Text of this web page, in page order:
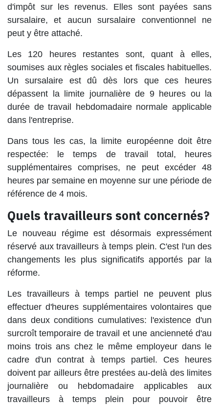
d'impôt sur les revenus. Elles sont payées sans
sursalaire, et aucun sursalaire conventionnel ne
peut y être attaché.
Les 120 heures restantes sont, quant à elles,
soumises aux règles sociales et fiscales habituelles.
Un sursalaire est dû dès lors que ces heures
dépassent la limite journalière de 9 heures ou la
durée de travail hebdomadaire normale applicable
dans l'entreprise.
Dans tous les cas, la limite européenne doit être
respectée: le temps de travail total, heures
supplémentaires comprises, ne peut excéder 48
heures par semaine en moyenne sur une période de
référence de 4 mois.
Quels travailleurs sont concernés?
Le nouveau régime est désormais expressément
réservé aux travailleurs à temps plein. C'est l'un des
changements les plus significatifs apportés par la
réforme.
Les travailleurs à temps partiel ne peuvent plus
effectuer d'heures supplémentaires volontaires que
dans deux conditions cumulatives: l'existence d'un
surcroît temporaire de travail et une ancienneté d'au
moins trois ans chez le même employeur dans le
cadre d'un contrat à temps partiel. Ces heures
doivent par ailleurs être prestées au-delà des limites
journalière ou hebdomadaire applicables aux
travailleurs à temps plein pour pouvoir être